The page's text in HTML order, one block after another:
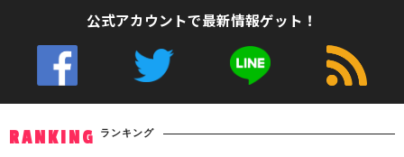
公式アカウントで最新情報ゲット！
RANKING ランキング